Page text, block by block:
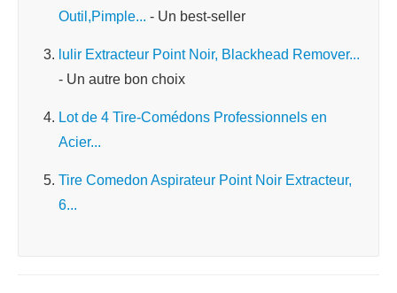
Outil,Pimple... - Un best-seller
lulir Extracteur Point Noir, Blackhead Remover...
- Un autre bon choix
Lot de 4 Tire-Comédons Professionnels en
Acier...
Tire Comedon Aspirateur Point Noir Extracteur,
6...